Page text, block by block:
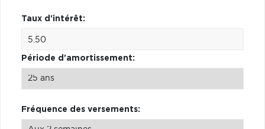
Taux d'intérêt:
Période d'amortissement:
Fréquence des versements: